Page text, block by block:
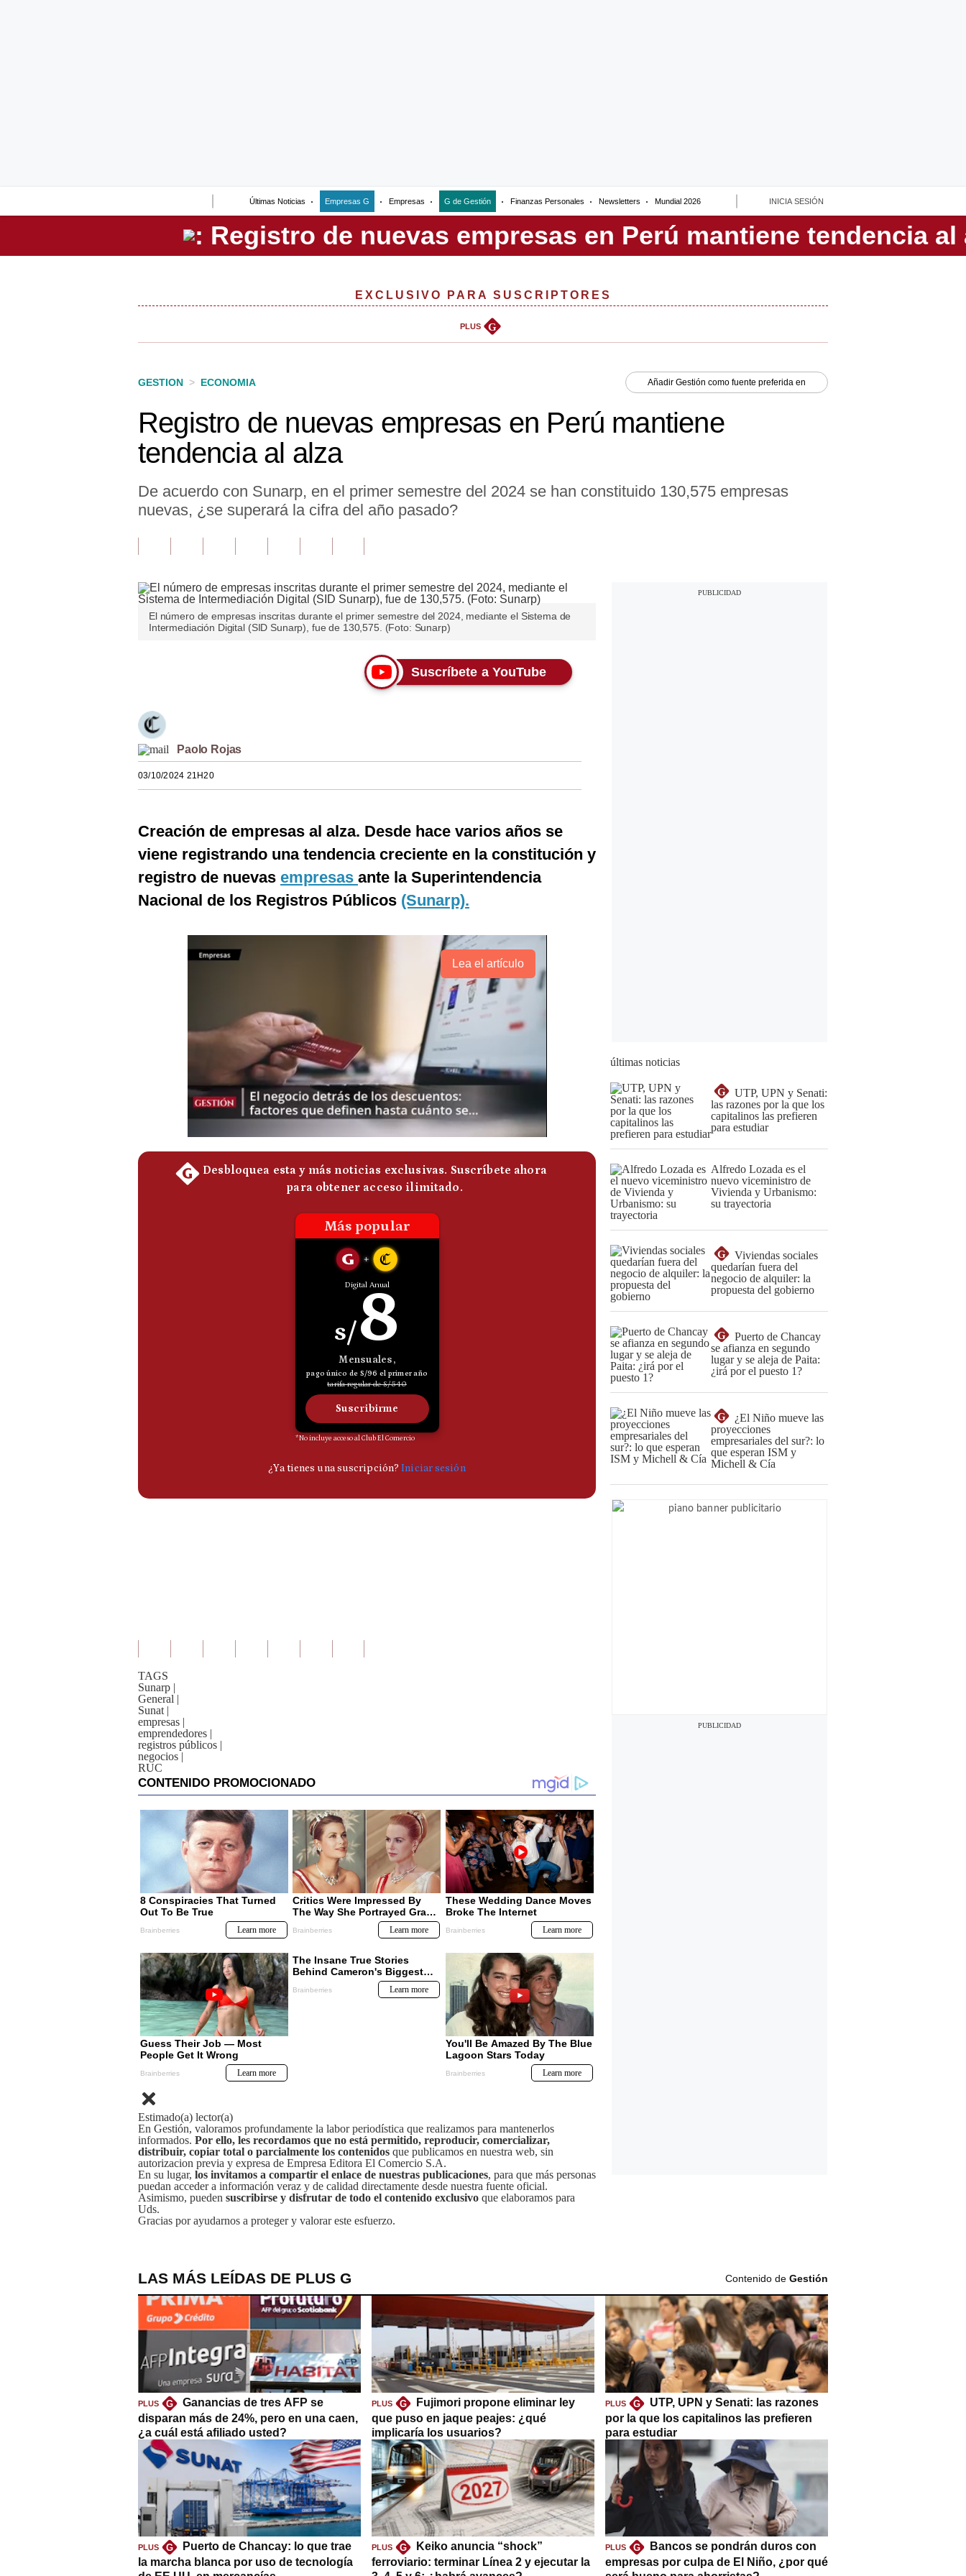
Últimas Noticias Empresas G Empresas G de Gestión Finanzas Personales Newsletters Mundial 2026 INICIA SESIÓN
Perú
EXCLUSIVO PARA SUSCRIPTORES
PLUS G
GESTION > ECONOMIA Añadir Gestión como fuente preferida en
Registro de nuevas empresas en Perú mantiene
tendencia al alza
De acuerdo con Sunarp, en el primer semestre del 2024 se han constituido 130,575 empresas
nuevas, ¿se superará la cifra del año pasado?
El número de empresas inscritas durante el primer semestre del 2024, mediante el Sistema de
Intermediación Digital (SID Sunarp), fue de 130,575. (Foto: Sunarp)
Suscríbete a YouTube
Paolo Rojas
03/10/2024 21H20
Creación de empresas al alza. Desde hace varios años se
viene registrando una tendencia creciente en la constitución y
registro de nuevas empresas ante la Superintendencia
Nacional de los Registros Públicos (Sunarp).
Lea el artículo
TAGS
Sunarp |
General |
Sunat |
empresas |
emprendedores |
registros públicos |
negocios |
RUC
Estimado(a) lector(a)
En Gestión, valoramos profundamente la labor periodística que realizamos para mantenerlos
informados. Por ello, les recordamos que no está permitido, reproducir, comercializar,
distribuir, copiar total o parcialmente los contenidos que publicamos en nuestra web, sin
autorizacion previa y expresa de Empresa Editora El Comercio S.A.
En su lugar, los invitamos a compartir el enlace de nuestras publicaciones, para que más personas
puedan acceder a información veraz y de calidad directamente desde nuestra fuente oficial.
Asimismo, pueden suscribirse y disfrutar de todo el contenido exclusivo que elaboramos para
Uds.
Gracias por ayudarnos a proteger y valorar este esfuerzo.
últimas noticias
G
UTP, UPN y Senati:
las razones por la que los
capitalinos las prefieren
para estudiar
Alfredo Lozada es el
nuevo viceministro de
Vivienda y Urbanismo:
su trayectoria
G
Viviendas sociales
quedarían fuera del
negocio de alquiler: la
propuesta del gobierno
G
Puerto de Chancay
se afianza en segundo
lugar y se aleja de Paita:
¿irá por el puesto 1?
G
¿El Niño mueve las
proyecciones
empresariales del sur?: lo
que esperan ISM y
Michell & Cía
LAS MÁS LEÍDAS DE PLUS G Contenido de Gestión
PLUS G
Ganancias de tres AFP se
disparan más de 24%, pero en una caen,
¿a cuál está afiliado usted?
PLUS G
Fujimori propone eliminar ley
que puso en jaque peajes: ¿qué
implicaría los usuarios?
PLUS G
UTP, UPN y Senati: las razones
por la que los capitalinos las prefieren
para estudiar
PLUS G
Puerto de Chancay: lo que trae
la marcha blanca por uso de tecnología
PLUS G
Keiko anuncia “shock”
ferroviario: terminar Línea 2 y ejecutar la
PLUS G
Bancos se pondrán duros con
empresas por culpa de El Niño, ¿por qué